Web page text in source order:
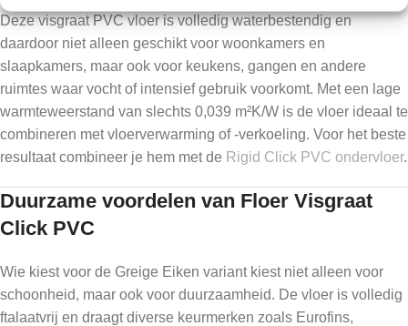
Deze visgraat PVC vloer is volledig waterbestendig en
daardoor niet alleen geschikt voor woonkamers en
slaapkamers, maar ook voor keukens, gangen en andere
ruimtes waar vocht of intensief gebruik voorkomt. Met een lage
warmteweerstand van slechts 0,039 m²K/W is de vloer ideaal te
combineren met vloerverwarming of -verkoeling. Voor het beste
resultaat combineer je hem met de Rigid Click PVC ondervloer.
Duurzame voordelen van Floer Visgraat
Click PVC
Wie kiest voor de Greige Eiken variant kiest niet alleen voor
schoonheid, maar ook voor duurzaamheid. De vloer is volledig
ftalaatvrij en draagt diverse keurmerken zoals Eurofins,